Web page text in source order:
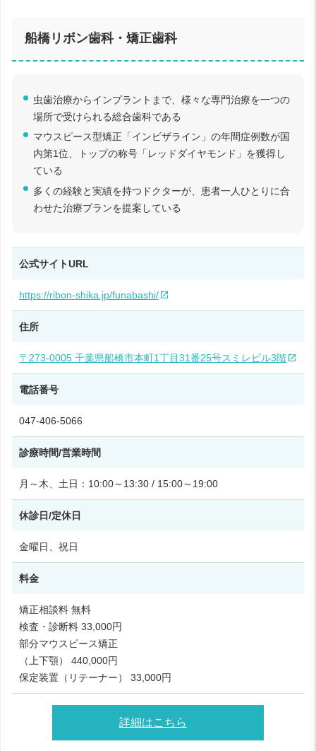
船橋リボン歯科・矯正歯科
虫歯治療からインプラントまで、様々な専門治療を一つの
場所で受けられる総合歯科である
マウスピース型矯正「インビザライン」の年間症例数が国
内第1位、トップの称号「レッドダイヤモンド」を獲得し
ている
多くの経験と実績を持つドクターが、患者一人ひとりに合
わせた治療プランを提案している
公式サイトURL
https://ribon-shika.jp/funabashi/
住所
〒273-0005 千葉県船橋市本町1丁目31番25号スミレビル3階
電話番号
047-406-5066
診療時間/営業時間
月～木、土日：10:00～13:30 / 15:00～19:00
休診日/定休日
金曜日、祝日
料金
矯正相談料 無料
検査・診断料 33,000円
部分マウスピース矯正
（上下顎） 440,000円
保定装置（リテーナー） 33,000円
詳細はこちら